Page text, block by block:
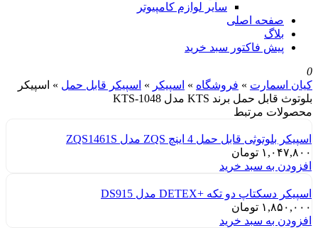
سایر لوازم کامپیوتر
صفحه اصلی
بلاگ
پیش فاکتور سبد خرید
0
کیان اسمارت » فروشگاه » اسپیکر » اسپیکر قابل حمل » اسپیکر
بلوتوث قابل حمل برند KTS مدل KTS-1048
محصولات مرتبط
اسپیکر بلوتوثی قابل حمل 4 اینچ ZQS مدل ZQS1461S
۱,۰۴۷,۸۰۰ تومان
افزودن به سبد خرید
اسپیکر دسکتاپ دو تکه +DETEX مدل DS915
۱,۸۵۰,۰۰۰ تومان
افزودن به سبد خرید